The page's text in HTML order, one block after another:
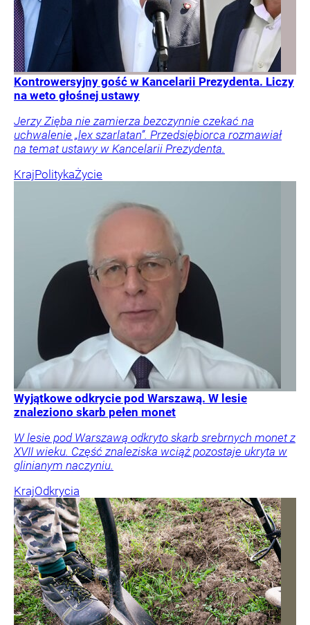
Kontrowersyjny gość w Kancelarii Prezydenta. Liczy
na weto głośnej ustawy
Jerzy Zięba nie zamierza bezczynnie czekać na
uchwalenie „lex szarlatan”. Przedsiębiorca rozmawiał
na temat ustawy w Kancelarii Prezydenta.
KrajPolitykaŻycie
Wyjątkowe odkrycie pod Warszawą. W lesie
znaleziono skarb pełen monet
W lesie pod Warszawą odkryto skarb srebrnych monet z
XVII wieku. Część znaleziska wciąż pozostaje ukryta w
glinianym naczyniu.
KrajOdkrycia